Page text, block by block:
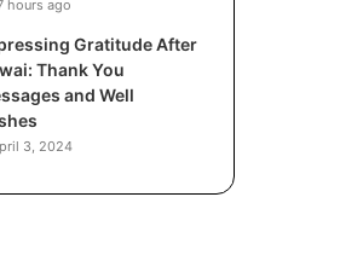
hours ago
Gratitude After
Thank You
and Well
3, 2024